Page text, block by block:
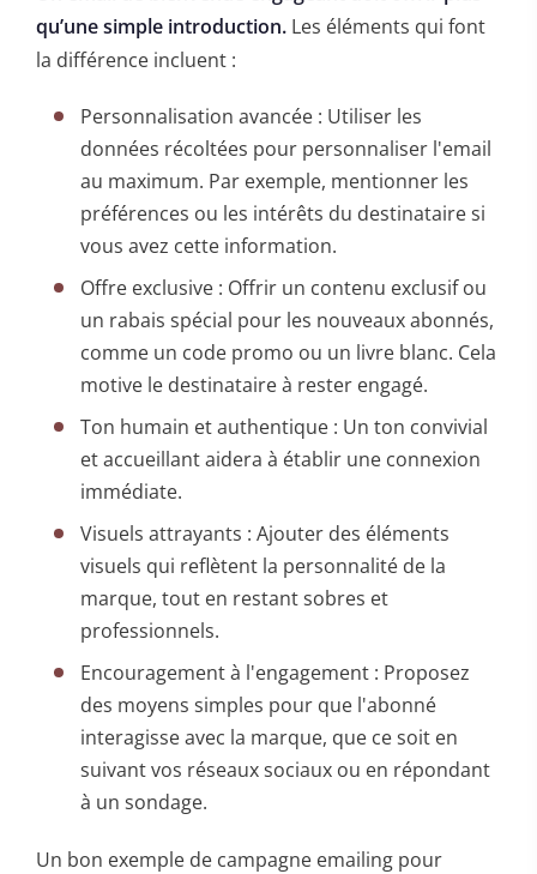
qu’une simple introduction. Les éléments qui font
la différence incluent :
Personnalisation avancée : Utiliser les
données récoltées pour personnaliser l'email
au maximum. Par exemple, mentionner les
préférences ou les intérêts du destinataire si
vous avez cette information.
Offre exclusive : Offrir un contenu exclusif ou
un rabais spécial pour les nouveaux abonnés,
comme un code promo ou un livre blanc. Cela
motive le destinataire à rester engagé.
Ton humain et authentique : Un ton convivial
et accueillant aidera à établir une connexion
immédiate.
Visuels attrayants : Ajouter des éléments
visuels qui reflètent la personnalité de la
marque, tout en restant sobres et
professionnels.
Encouragement à l'engagement : Proposez
des moyens simples pour que l'abonné
interagisse avec la marque, que ce soit en
suivant vos réseaux sociaux ou en répondant
à un sondage.
Un bon exemple de campagne emailing pour